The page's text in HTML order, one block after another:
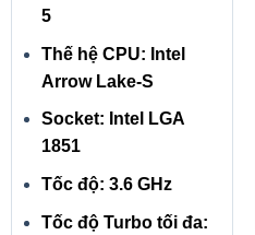
5
Thế hệ CPU: Intel
Arrow Lake-S
Socket: Intel LGA
1851
Tốc độ: 3.6 GHz
Tốc độ Turbo tối đa: